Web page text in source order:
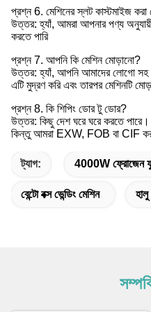
প্রশ্ন 6. মেশিনের স্লট কাস্টমাইজ করা
উত্তর: হ্যাঁ, আমরা আপনার পণ্য
করতে পারি
প্রশ্ন 7. আপনি কি মেশিন মোড়ানো?
উত্তর: হ্যাঁ, আপনি আমাদের লোগো সহ
এটি মুদ্রণ করি এবং তারপর মেশিনটি
প্রশ্ন 8. কি শিপিং ডোর টু ডোর?
উত্তর: কিছু দেশ ঘরে ঘরে করতে পারে।
কিন্তু আমরা EXW, FOB বা CIF
ট্যাগ: 4000W ফ্রোজেন
বেন্টো বক্স ভেন্ডিং মেশিন